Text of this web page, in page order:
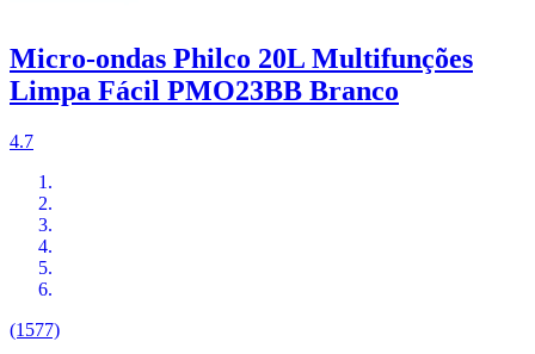
Micro-ondas Philco 20L Multifunções
Limpa Fácil PMO23BB Branco
4.7
(1577)